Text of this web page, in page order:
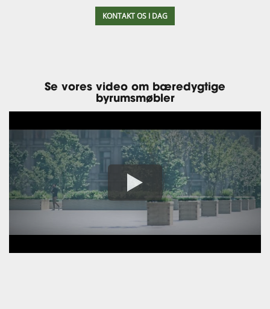
KONTAKT OS I DAG
Se vores video om bæredygtige
byrumsmøbler